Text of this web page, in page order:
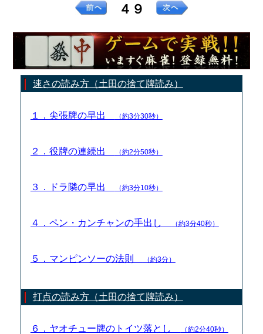
４９
速さの読み方（土田の捨て牌読み）
１．尖張牌の早出 （約3分30秒）
２．役牌の連続出 （約2分50秒）
３．ドラ隣の早出 （約3分10秒）
４．ペン・カンチャンの手出し （約3分40秒）
５．マンピンソーの法則 （約3分）
打点の読み方（土田の捨て牌読み）
６．ヤオチュー牌のトイツ落とし （約2分40秒）